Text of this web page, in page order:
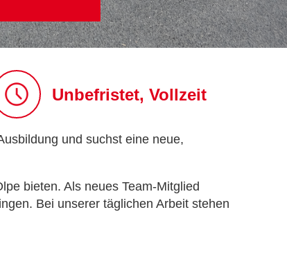
Unbefristet, Vollzeit
und suchst eine neue,
bieten. Als neues Team-Mitglied
Bei unserer täglichen Arbeit stehen